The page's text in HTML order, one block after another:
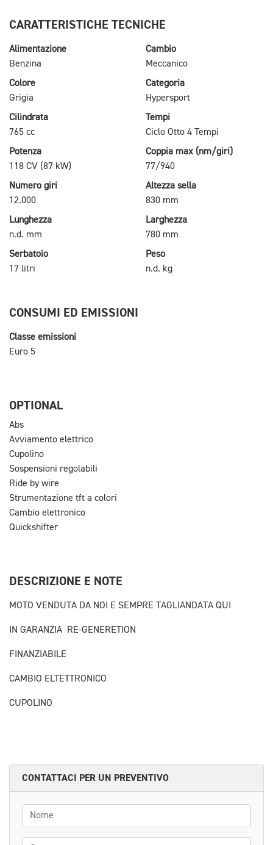
CARATTERISTICHE TECNICHE
Alimentazione
Benzina
Cambio
Meccanico
Colore
Grigia
Categoria
Hypersport
Cilindrata
765 cc
Tempi
Ciclo Otto 4 Tempi
Potenza
118 CV (87 kW)
Coppia max (nm/giri)
77/940
Numero giri
12.000
Altezza sella
830 mm
Lunghezza
n.d. mm
Larghezza
780 mm
Serbatoio
17 litri
Peso
n.d. kg
CONSUMI ED EMISSIONI
Classe emissioni
Euro 5
OPTIONAL
Abs
Avviamento elettrico
Cupolino
Sospensioni regolabili
Ride by wire
Strumentazione tft a colori
Cambio elettronico
Quickshifter
DESCRIZIONE E NOTE
MOTO VENDUTA DA NOI E SEMPRE TAGLIANDATA QUI
IN GARANZIA RE-GENERETION
FINANZIABILE
CAMBIO ELTETTRONICO
CUPOLINO
CONTATTACI PER UN PREVENTIVO
Nome